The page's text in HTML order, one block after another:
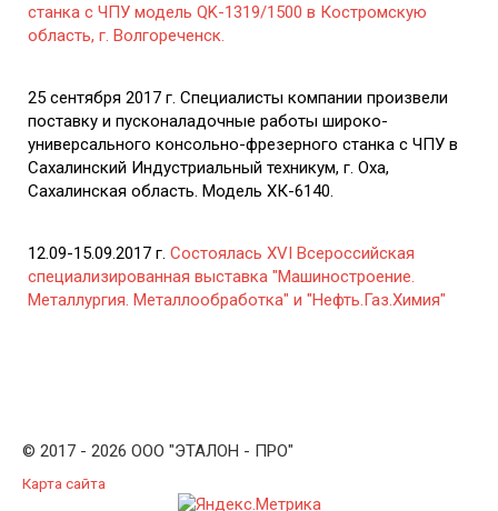
станка с ЧПУ модель QK-1319/1500 в Костромскую
область, г. Волгореченск.
25 сентября 2017 г. Специалисты компании произвели
поставку и пусконаладочные работы широко-
универсального консольно-фрезерного станка с ЧПУ в
Сахалинский Индустриальный техникум, г. Оха,
Сахалинская область. Модель ХК-6140.
12.09-15.09.2017 г. Состоялась XVI Всероссийская
специализированная выставка "Машиностроение.
Металлургия. Металлообработка" и "Нефть.Газ.Химия"
© 2017 - 2026 ООО "ЭТАЛОН - ПРО"
Карта сайта